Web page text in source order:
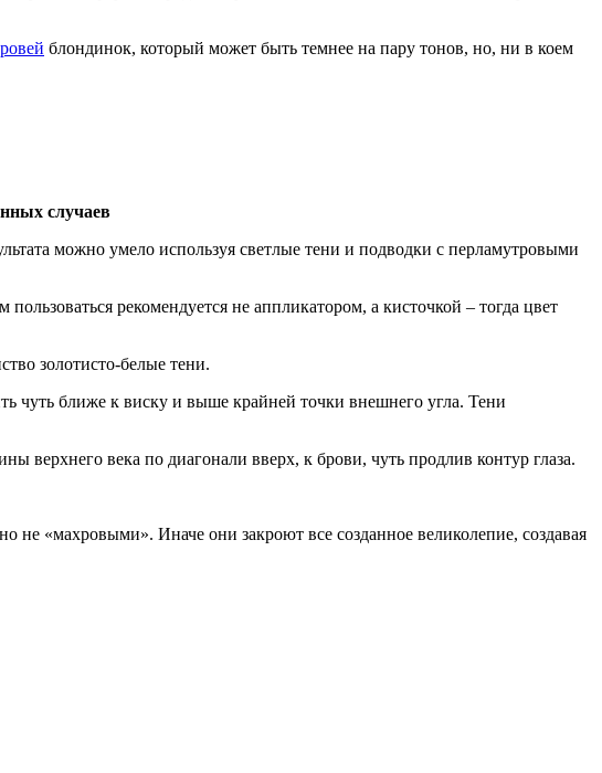
блондинок, который может быть темнее на пару тонов, но, ни в коем
случаев
можно умело используя светлые тени и подводки с перламутровыми
рекомендуется не аппликатором, а кисточкой – тогда цвет
золотисто-белые тени.
чуть ближе к виску и выше крайней точки внешнего угла. Тени
верхнего века по диагонали вверх, к брови, чуть продлив контур глаза.
«махровыми». Иначе они закроют все созданное великолепие, создавая